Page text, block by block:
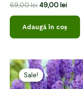
Evaluat
0
69,00lei 49,00 lei
Adaugă în coș
Sale!
Sale!
Prețul
inițial
a
este: